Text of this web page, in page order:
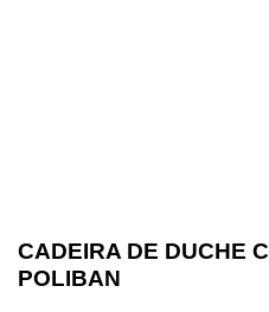
CADEIRA DE DUCHE
POLIBAN